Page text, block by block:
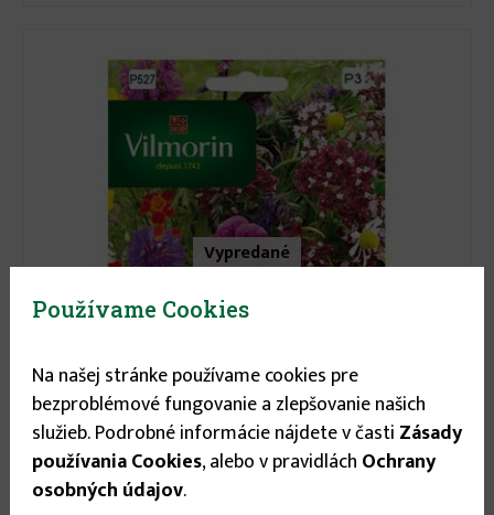
1.05 €
Vypredané
Používame Cookies
Na našej stránke používame cookies pre
bezproblémové fungovanie a zlepšovanie našich
služieb. Podrobné informácie nájdete v časti Zásady
používania Cookies, alebo v pravidlách Ochrany
osobných údajov.